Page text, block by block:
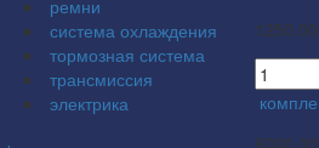
ремни
система охлаждения
тормозная система
трансмиссия
электрика